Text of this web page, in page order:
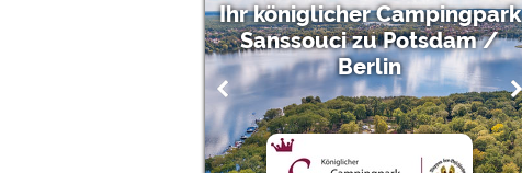
Ihr königlicher Campingpark
Sanssouci zu Potsdam /
Berlin